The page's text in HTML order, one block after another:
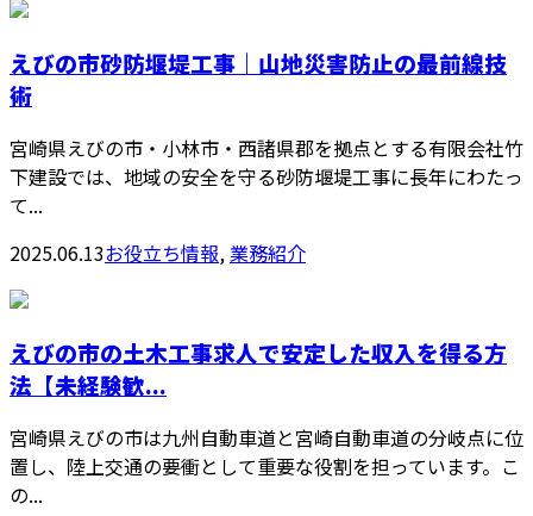
えびの市砂防堰堤工事｜山地災害防止の最前線技
術
宮崎県えびの市・小林市・西諸県郡を拠点とする有限会社竹
下建設では、地域の安全を守る砂防堰堤工事に長年にわたっ
て...
2025.06.13お役立ち情報, 業務紹介
えびの市の土木工事求人で安定した収入を得る方
法【未経験歓...
宮崎県えびの市は九州自動車道と宮崎自動車道の分岐点に位
置し、陸上交通の要衝として重要な役割を担っています。こ
の...